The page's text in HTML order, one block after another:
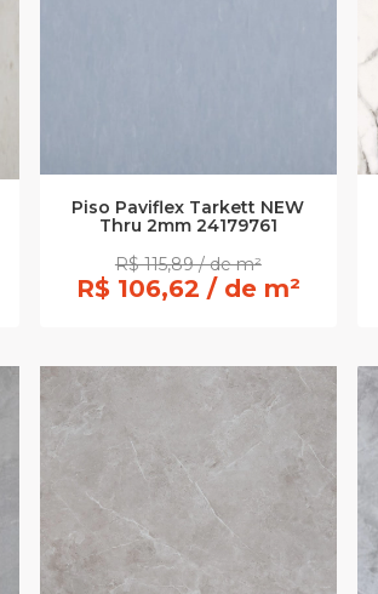
Piso Paviflex Tarkett NEW
Thru 2mm 24179761
R$ 115,89 / de m²
R$ 106,62 / de m²